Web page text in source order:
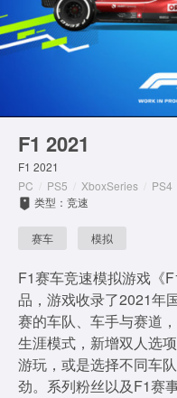
F1 2021
F1 2021
PC
PS5 XboxSeries PS4
类型：竞速
赛车 模拟
F1赛车竞速模拟游戏《
品，游戏收录了2021年
赛的车队、车手与赛道
生涯模式，新增双人选
游玩，或是选择不同车
劲。系列粉丝以及F1赛